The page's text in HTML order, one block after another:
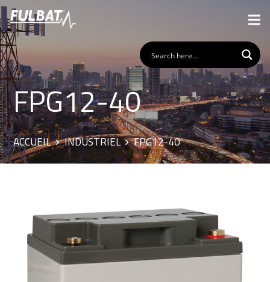
FPG12-40
ACCUEIL INDUSTRIEL FPG12-40